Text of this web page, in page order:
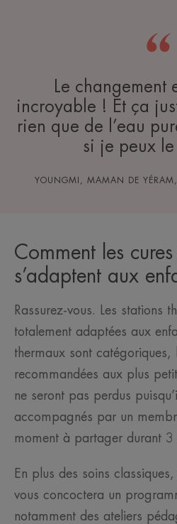
Le changement
incroyable ! Et ça
rien que de l’eau
si je peux
YOUNGMI, MAMAN DE
Comment les
s’adaptent aux
Rassurez-vous. Les stations
totalement adaptées aux
thermaux sont catégoriques,
recommandées aux plus
ne seront pas perdus
accompagnés par un
moment à partager durant 3
En plus des soins
vous concoctera un
notamment des ateliers